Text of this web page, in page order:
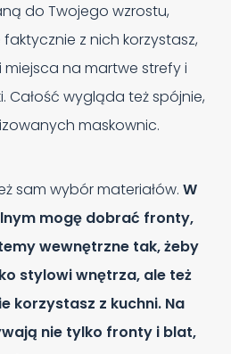
do Twojego wzrostu,
z nich korzystasz,
na martwe strefy i
Całość wygląda też spójnie,
maskownic.
sam wybór materiałów. W
mogę dobrać fronty,
wewnętrzne tak, żeby
stylowi wnętrza, ale też
korzystasz z kuchni. Na
nie tylko fronty i blat,